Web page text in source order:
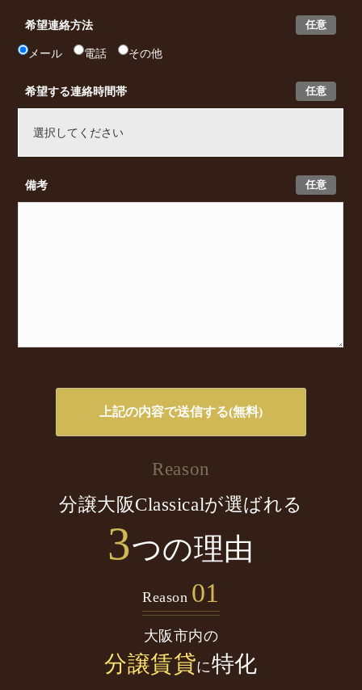
任意
希望連絡方法
メール 電話 その他
任意
希望する連絡時間帯
任意
備考
Reason
分譲大阪Classicalが選ばれる
3つの理由
Reason 01
大阪市内の
分譲賃貸に特化